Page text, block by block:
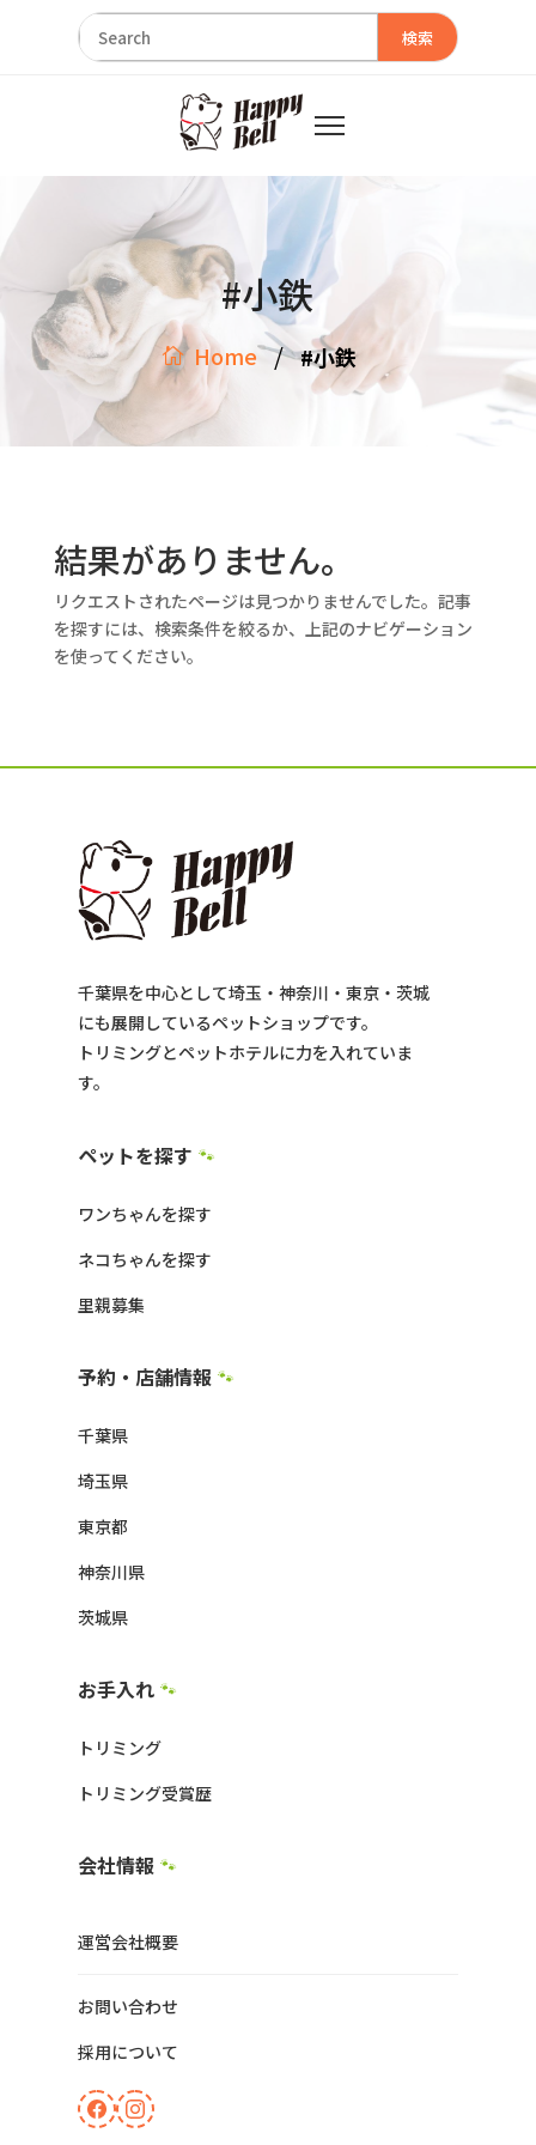
検索
#小鉄
Home / #小鉄
結果がありません。
リクエストされたページは見つかりませんでした。記事
を探すには、検索条件を絞るか、上記のナビゲーション
を使ってください。
千葉県を中心として埼玉・神奈川・東京・茨城
にも展開しているペットショップです。
トリミングとペットホテルに力を入れていま
す。
ペットを探す 🐾
ワンちゃんを探す
ネコちゃんを探す
里親募集
予約・店舗情報 🐾
千葉県
埼玉県
東京都
神奈川県
茨城県
お手入れ 🐾
トリミング
トリミング受賞歴
会社情報 🐾
運営会社概要
お問い合わせ
採用について